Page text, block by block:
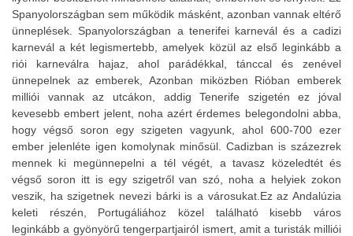
Spanyolországban sem működik másként, azonban vannak eltérő
ünneplések. Spanyolországban a tenerifei karnevál és a cadizi
karnevál a két legismertebb, amelyek közül az első leginkább a
riói karneválra hajaz, ahol parádékkal, tánccal és zenével
ünnepelnek az emberek, Azonban miközben Rióban emberek
milliói vannak az utcákon, addig Tenerife szigetén ez jóval
kevesebb embert jelent, noha azért érdemes belegondolni abba,
hogy végső soron egy szigeten vagyunk, ahol 600-700 ezer
ember jelenléte igen komolynak minősül. Cadizban is százezrek
mennek ki megünnepelni a tél végét, a tavasz közeledtét és
végső soron itt is egy szigetről van szó, noha a helyiek zokon
veszik, ha szigetnek nevezi bárki is a városukat.Ez az Andalúzia
keleti részén, Portugáliához közel található kisebb város
leginkább a gyönyörű tengerpartjairól ismert, amit a turisták milliói